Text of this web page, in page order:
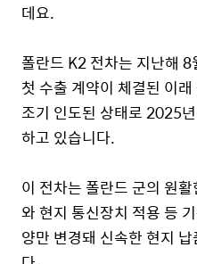
데요.
폴란드 K2 전차는 지난해
첫 수출 계약이 체결된 이
조기 인도된 상태로 2025
하고 있습니다.
이 전차는 폴란드 군의 원
와 현지 통신장치 적용 등
양만 변경돼 신속한 현지